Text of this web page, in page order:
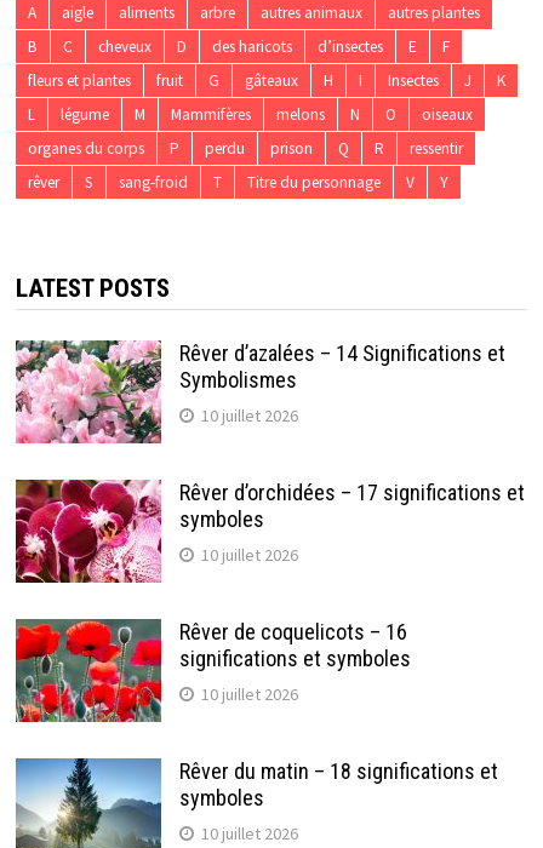
A aigle aliments arbre autres animaux
autres plantes
B
C cheveux D des haricots d’insectes E
F
fleurs et plantes
fruit G gâteaux H I Insectes J
K
L
légume M Mammifères melons N O
oiseaux
organes du corps
P perdu prison Q R
ressentir
rêver
S sang-froid T Titre du personnage V Y
LATEST POSTS
Rêver d’azalées – 14 Significations et
Symbolismes
10 juillet 2026
Rêver d’orchidées – 17 significations et
symboles
10 juillet 2026
Rêver de coquelicots – 16
significations et symboles
10 juillet 2026
Rêver du matin – 18 significations et
symboles
10 juillet 2026